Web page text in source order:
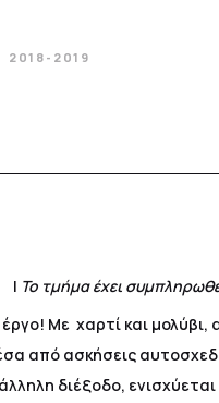
2018-2019
| Το τμήμα έχει
Με χαρτί και μολύβι,
από ασκήσεις
διέξοδο,